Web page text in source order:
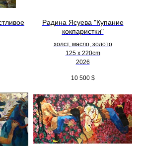
Радина Ясуева "Купание
кокпаристки"
холст, масло, золото
125 х 220cm
2026
10 500 $